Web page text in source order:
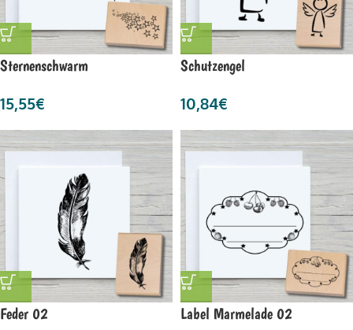
Sternenschwarm
15,55€
Schutzengel
10,84€
Feder 02 Label Marmelade 02